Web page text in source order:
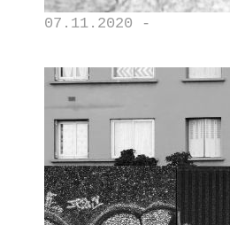
07.11.2020 -